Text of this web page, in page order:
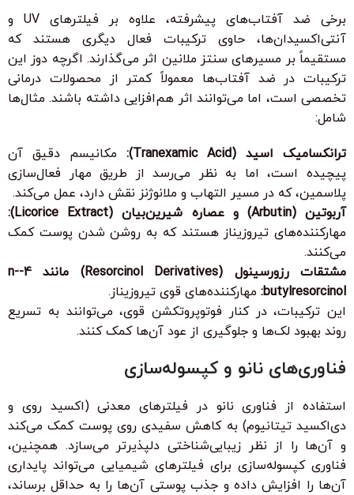
برخی ضد آفتاب‌های پیشرفته، علاوه بر فیلترهای UV و
آنتی‌اکسیدان‌ها، حاوی ترکیبات فعال دیگری هستند که
مستقیماً بر مسیرهای سنتز ملانین اثر می‌گذارند. اگرچه دوز این
ترکیبات در ضد آفتاب‌ها معمولاً کمتر از محصولات درمانی
تخصصی است، اما می‌توانند اثر هم‌افزایی داشته باشند. مثال‌ها
شامل:
ترانکسامیک اسید (Tranexamic Acid):
مکانیسم دقیق آن
پیچیده است، اما به نظر می‌رسد از طریق مهار فعال‌سازی
پلاسمین، که در مسیر التهاب و ملانوژنز نقش دارد، عمل می‌کند.
آربوتین (Arbutin) و عصاره شیرین‌بیان (Licorice Extract):
مهارکننده‌های تیروزیناز هستند که به روشن شدن پوست کمک
می‌کنند.
مشتقات رزورسینول (Resorcinol Derivatives) مانند 4-n-
butylresorcinol: مهارکننده‌های قوی تیروزیناز.
این ترکیبات، در کنار فوتوپروتکشن قوی، می‌توانند به تسریع
روند بهبود لک‌ها و جلوگیری از عود آن‌ها کمک کنند.
فناوری‌های نانو و کپسوله‌سازی
استفاده از فناوری نانو در فیلترهای معدنی (اکسید روی و
دی‌اکسید تیتانیوم) به کاهش سفیدی روی پوست کمک می‌کند
و آن‌ها را از نظر زیبایی‌شناختی دلپذیرتر می‌سازد. همچنین،
فناوری کپسوله‌سازی برای فیلترهای شیمیایی می‌تواند پایداری
آن‌ها را افزایش داده و جذب پوستی آن‌ها را به حداقل برساند،